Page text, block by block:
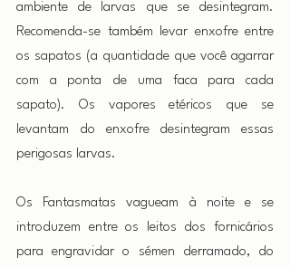
ambiente de larvas que se desintegram.
Recomenda-se também levar enxofre entre
os sapatos (a quantidade que você agarrar
com a ponta de uma faca para cada
sapato). Os vapores etéricos que se
levantam do enxofre desintegram essas
perigosas larvas.
Os Fantasmatas vagueam à noite e se
introduzem entre os leitos dos fornicários
para engravidar o sémen derramado, do